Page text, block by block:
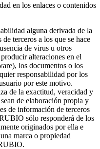
en los enlaces o contenidos
alguna derivada de la
terceros a los que se hace
de virus u otros
alteraciones en el
los documentos o los
responsabilidad por los
por este motivo.
de la exactitud, veracidad y
de elaboración propia y
de información de terceros
sólo responderá de los
originados por ella e
marca o propiedad